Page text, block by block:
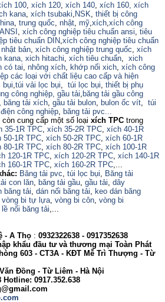
100, xích 120, xích 140, xích 160, xích
kana, xích tsubaki, NSK, thiết bị công
, trung quốc, nhật, mỹ,xích,xích công
, xích công nghiệp tiêu chuẩn ansi, tiêu
tiêu chuẩn DIN,xích công nghiệp tiêu chuẩn
bản, xích công nghiệp trung quốc, xích
kana, xich hitachi, xích tiêu chuẩn, xich
có tai, nhông xích, khớp nối xich, xích công
các loại với chất liệu cao cấp và hiện
bụi,túi vải lọc bụi, túi lọc bụi, thiết bị phụ
công nghiệp, gầu tải, băng tải gầu công
, băng tải xích, gầu tải bulon, bulon ốc vít, túi
công nghiệp, băng tải pvc...
cung cấp một số loại xích TPC trong
35-1R TPC, xích 35-2R TPC, xích 40-1R
50-1R TPC, xích 50-2R TPC, xích 60-1R
80-1R TPC, xích 80-2R TPC, xích 100-1R
120-1R TPC, xích 120-2R TPC, xích 140-1R
160-1R TPC, xích 160-2R TPC,...
Băng tải pvc, túi lọc bụi, Băng tải
con lăn, băng tải gầu, gầu tải, dây
băng tải, dán nối băng tải, keo dán băng
vòng bi tự lựa, vòng bi côn, vòng bi
lề nối băng tải,...
- A Thọ : 0932322638 - 0917352638
khẩu đầu tư và thương mại Toàn Phát
603 - CT3A - KĐT Mễ Trì Thượng - Từ
Đồng - Từ Liêm - Hà Nội
0917.352.638